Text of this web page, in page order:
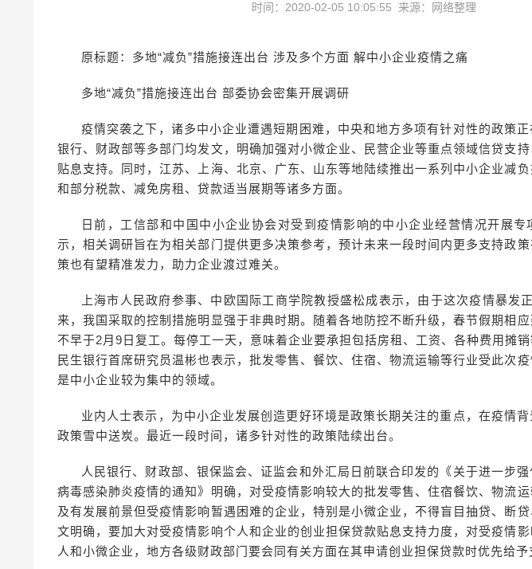
时间：2020-02-05 10:05:55 来源：网络整理
原标题：多地“减负”措施接连出台 涉及多个方面 解中小企业疫情之痛
多地“减负”措施接连出台 部委协会密集开展调研
疫情突袭之下，诸多中小企业遭遇短期困难，中央和地方多项有针对性的政策
银行、财政部等多部门均发文，明确加强对小微企业、民营企业等重点领域信贷支
贴息支持。同时，江苏、上海、北京、广东、山东等地陆续推出一系列中小企业减
和部分税款、减免房租、贷款适当展期等诸多方面。
日前，工信部和中国中小企业协会对受到疫情影响的中小企业经营情况开展专
示，相关调研旨在为相关部门提供更多决策参考，预计未来一段时间内更多支持政
策也有望精准发力，助力企业渡过难关。
上海市人民政府参事、中欧国际工商学院教授盛松成表示，由于这次疫情暴发
来，我国采取的控制措施明显强于非典时期。随着各地防控不断升级，春节假期相
不早于2月9日复工。每停工一天，意味着企业要承担包括房租、工资、各种费用摊销
民生银行首席研究员温彬也表示，批发零售、餐饮、住宿、物流运输等行业受此次
是中小企业较为集中的领域。
业内人士表示，为中小企业发展创造更好环境是政策长期关注的重点，在疫情
政策雪中送炭。最近一段时间，诸多针对性的政策陆续出台。
人民银行、财政部、银保监会、证监会和外汇局日前联合印发的《关于进一步
病毒感染肺炎疫情的通知》明确，对受疫情影响较大的批发零售、住宿餐饮、物流
及有发展前景但受疫情影响暂遇困难的企业，特别是小微企业，不得盲目抽贷、断
文明确，要加大对受疫情影响个人和企业的创业担保贷款贴息支持力度，对受疫情
人和小微企业，地方各级财政部门要会同有关方面在其申请创业担保贷款时优先给予